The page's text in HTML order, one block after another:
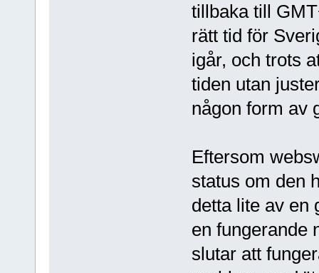
tillbaka till
rätt tid för
igår, och trots
tiden utan
någon form av
Eftersom
status om den
detta lite av en
en fungerande
slutar att